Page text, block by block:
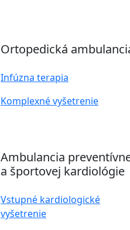
Ortopedická
Infúzna terapia
Komplexné vyšetrenie
Ambulancia
a športovej kardiológie
Vstupné kardiologické
vyšetrenie